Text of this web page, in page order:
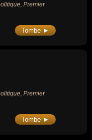
Premier
Tombe ►
Premier
Tombe ►